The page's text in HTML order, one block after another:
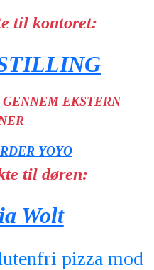
til kontoret:
EKSTERN
YOYO
til døren:
Wolt
pizza mod